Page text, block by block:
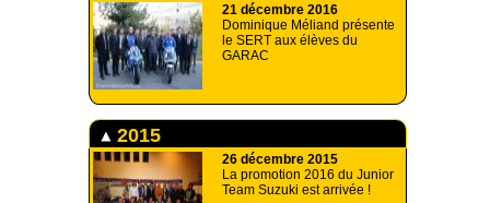
21 décembre 2016
Dominique Méliand présente
le SERT aux élèves du
GARAC
2015
26 décembre 2015
La promotion 2016 du Junior
Team Suzuki est arrivée !